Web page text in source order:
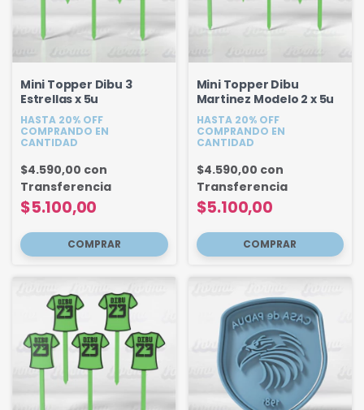
Mini Topper Dibu 3
Estrellas x 5u
HASTA 20% OFF
COMPRANDO EN
CANTIDAD
$5.100,00
$4.590,00 con
Transferencia
Mini Topper Dibu
Martinez Modelo 2 x 5u
HASTA 20% OFF
COMPRANDO EN
CANTIDAD
$5.100,00
$4.590,00 con
Transferencia